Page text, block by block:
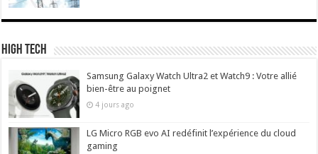
High Tech
Samsung Galaxy Watch Ultra2 et Watch9 : Votre allié
bien-être au poignet
4 jours ago
LG Micro RGB evo AI redéfinit l’expérience du cloud
gaming